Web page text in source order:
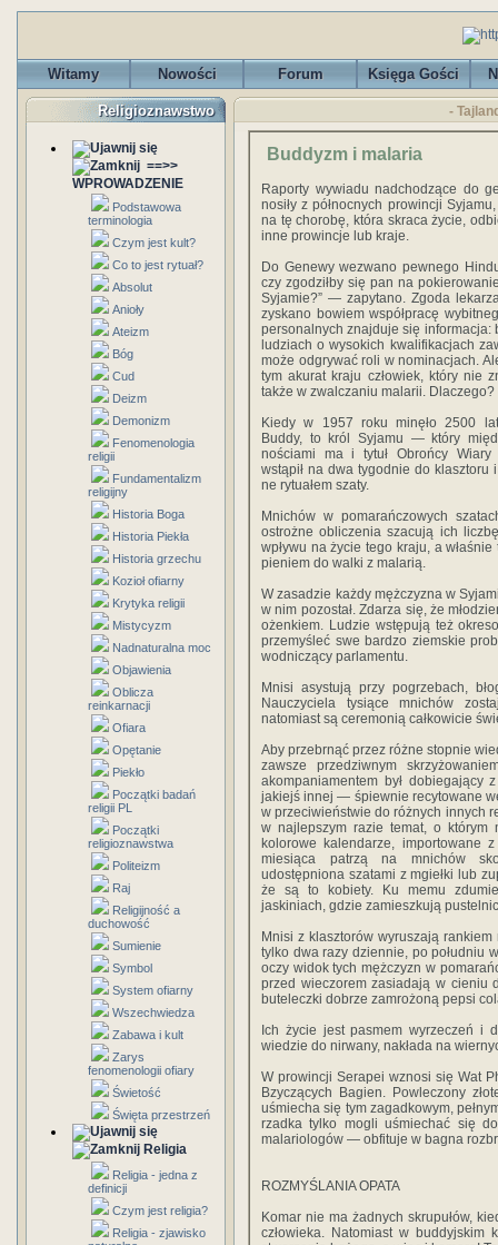
Witamy Nowości Forum Księga Gości
Religioznawstwo
==>>
WPROWADZENIE
Podstawowa
terminologia
Czym jest kult?
Co to jest rytuał?
Absolut
Anioły
Ateizm
Bóg
Cud
Deizm
Demonizm
Fenomenologia
religii
Fundamentalizm
religijny
Historia Boga
Historia Piekła
Historia grzechu
Kozioł ofiarny
Krytyka religii
Mistycyzm
Nadnaturalna moc
Objawienia
Oblicza
reinkarnacji
Ofiara
Opętanie
Piekło
Początki badań
religii PL
Początki
religioznawstwa
Politeizm
Raj
Religijność a
duchowość
Sumienie
Symbol
System ofiarny
Wszechwiedza
Zabawa i kult
Zarys
fenomenologii ofiary
Świetość
Święta przestrzeń
Religia
Religia - jedna z
definicji
Czym jest religia?
Religia - zjawisko
-
Buddyzm i malaria
Raporty wywiadu nadchodzące do
nosiły z północnych prowincji
na tę chorobę, która skraca życie,
inne prowincje lub kraje.
Do Genewy wezwano pewnego
czy zgodziłby się pan na
Syjamie?” — zapytano. Zgoda
zyskano bowiem współpracę
personalnych znajduje się informacja:
ludziach o wysokich kwalifi­kacjach
może odgrywać roli w nominacjach.
tym akurat kraju człowiek, który nie
także w zwalczaniu malarii. Dlaczego?
Kiedy w 1957 roku minęło 2500
Buddy, to król Syjamu — który
nościami ma i tytuł Obrońcy
wstąpił na dwa tygodnie do klasztoru
ne rytuałem szaty.
Mnichów w pomarańczowych
ostrożne oblicze­nia szacują ich
wpływu na życie tego kraju, a
pieniem do walki z malarią.
W zasadzie każdy mężczyzna w
w nim pozo­stał. Zdarza się, że
ożenkiem. Ludzie wstępu­ją też
przemyśleć swe bardzo ziemskie
wodniczący parlamentu.
Mnisi asystują przy pogrzebach,
Nauczyciela tysią­ce mnichów
natomiast są ceremonią całkowicie
Aby przebrnąć przez różne stopnie
zawsze przedziwnym
akompaniamentem był
jakiejś innej — śpiewnie recytowane
w przeci­wieństwie do różnych innych
w najlepszym razie temat, o którym
kolorowe kalendarze, importowane
miesią­ca patrzą na mnichów
udostępniona szatami z mgiełki lub
że są to kobiety. Ku memu
jaskiniach, gdzie zamieszkują
Mnisi z klasztorów wyruszają
tylko dwa razy dziennie, po południu
oczy widok tych męż­czyzn w
przed wieczorem zasiadają w cie­niu
buteleczki dobrze zamrożoną pepsi
Ich życie jest pasmem wyrzeczeń i
wiedzie do nir­wany, nakłada na
W prowincji Serapei wznosi się Wat
Bzyczących Ba­gien. Powleczony
uśmiecha się tym zagadkowym,
rzadka tylko mogli uśmiechać się
malariologów — obfituje w bagna
ROZMYŚLANIA OPATA
Komar nie ma żadnych skrupułów,
człowieka. Natomiast w